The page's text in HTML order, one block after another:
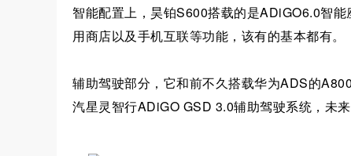
智能配置上，昊铂S600搭载的是ADiGO6.0智
用商店以及手机互联等功能，该有的基本都有。
辅助驾驶部分，它和前不久搭载华为ADS的
汽星灵智行ADiGO GSD 3.0辅助驾驶系统，未